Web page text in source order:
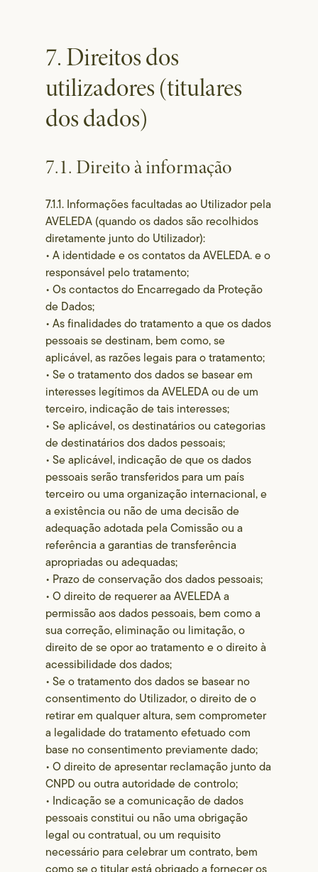
7. Direitos dos
utilizadores (titulares
dos dados)
7.1. Direito à informação
7.1.1. Informações facultadas ao Utilizador pela
AVELEDA (quando os dados são recolhidos
diretamente junto do Utilizador):
• A identidade e os contatos da AVELEDA. e o
responsável pelo tratamento;
• Os contactos do Encarregado da Proteção
de Dados;
• As finalidades do tratamento a que os dados
pessoais se destinam, bem como, se
aplicável, as razões legais para o tratamento;
• Se o tratamento dos dados se basear em
interesses legítimos da AVELEDA ou de um
terceiro, indicação de tais interesses;
• Se aplicável, os destinatários ou categorias
de destinatários dos dados pessoais;
• Se aplicável, indicação de que os dados
pessoais serão transferidos para um país
terceiro ou uma organização internacional, e
a existência ou não de uma decisão de
adequação adotada pela Comissão ou a
referência a garantias de transferência
apropriadas ou adequadas;
• Prazo de conservação dos dados pessoais;
• O direito de requerer aa AVELEDA a
permissão aos dados pessoais, bem como a
sua correção, eliminação ou limitação, o
direito de se opor ao tratamento e o direito à
acessibilidade dos dados;
• Se o tratamento dos dados se basear no
consentimento do Utilizador, o direito de o
retirar em qualquer altura, sem comprometer
a legalidade do tratamento efetuado com
base no consentimento previamente dado;
• O direito de apresentar reclamação junto da
CNPD ou outra autoridade de controlo;
• Indicação se a comunicação de dados
pessoais constitui ou não uma obrigação
legal ou contratual, ou um requisito
necessário para celebrar um contrato, bem